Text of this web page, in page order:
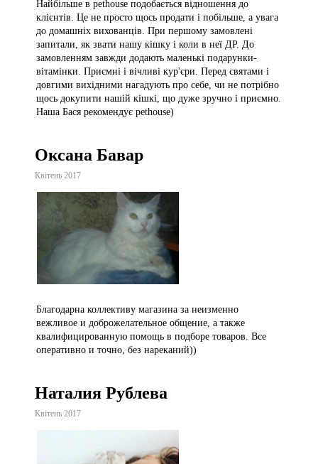
Найбільше в pethouse подобається відношення до
клієнтів. Це не просто щось продати і побільше, а увага
до домашніх вихованців. При першому замовлені
запитали, як звати нашу кішку і коли в неї ДР. До
замовленням завжди додають маленькі подарунки-
вітамінки. Приємні і вічливі кур'єри. Перед святами і
довгими вихідними нагадують про себе, чи не потрібно
щось докупити нашій кішкі, що дуже зручно і приємно.
Наша Бася рекомендує pethouse)
Оксана Бавар
Квітень 2017
Благодарна коллективу магазина за неизменно
вежливое и доброжелательное общение, а также
квалифицированную помощь в подборе товаров. Все
оперативно и точно, без нареканий))
Наталия Рублева
Квітень 2017